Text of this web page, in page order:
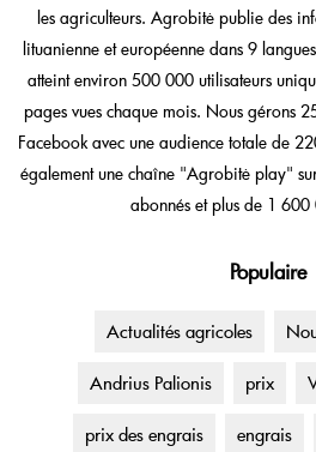
les agriculteurs. Agrobitė publie des
lituanienne et européenne dans 9
atteint environ 500 000 utilisateurs
pages vues chaque mois. Nous gérons
Facebook avec une audience totale de
également une chaîne "Agrobitė play"
abonnés et plus de 1 600
Populaire
Actualités agricoles
Andrius Palionis prix
prix des engrais engrais